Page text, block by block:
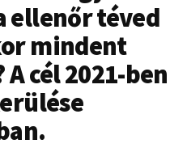
ellenőr téved
mindent
cél 2021-ben